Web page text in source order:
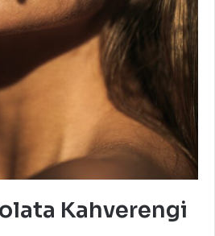
Kahverengi